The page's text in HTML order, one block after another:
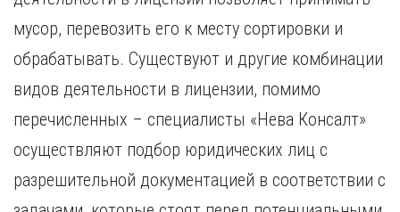
мусор, перевозить его к месту сортировки и
обрабатывать. Существуют и другие комбинации
видов деятельности в лицензии, помимо
перечисленных – специалисты «Нева Консалт»
осуществляют подбор юридических лиц с
разрешительной документацией в соответствии с